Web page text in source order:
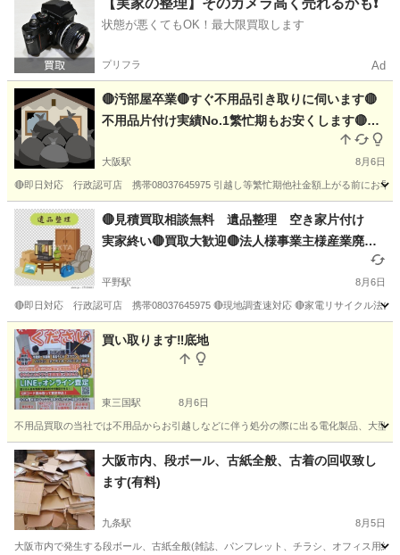
【実家の整理】そのカメラ高く売れるかも❗️
状態が悪くてもOK！最大限買取します
プリフラ Ad
🔴汚部屋卒業🔴すぐ不用品引き取りに伺います🔴
不用品片付け実績No.1繁忙期もお安くします🔴見
積即します🔴遺品整理🔴空き家片付け🔴ハウスク
リーニング🔴クロス張り替え🔴不動産売却残置物
🔴産業廃棄物認可店🔴引越し後残置物🔴遺品整理
生前整理対応🔴家財 空き家片付け ゴミ屋敷専
門🔴良い評価件数に偽りはナシ！🔴引越し残置物
等🔴24時間作業受付🔴女性スタッフ在中🔴倒産整
生前整理🔴リサイクル 貿易に出来る物格安🔴コロ
ナ対策超強化🔴丁寧に 🔴経験豊富🔴他社より半額
自信あり！
大阪駅 8月6日
🔴即日対応 行政認可店 携帯08037645975 引越し等繁忙期他社金額上がる前にお早
大阪 大阪市 大阪駅 その他 片付け
🔴見積買取相談無料 遺品整理 空き家片付け
実家終い🔴買取大歓迎🔴法人様事業主様産業廃棄
物🔴強化買取‼️ゴミ屋敷 各業者様残置物撤去はお
任せ下さい
平野駅 8月6日
🔴即日対応 行政認可店 携帯08037645975 🔴現地調査速対応 🔴家電リサイクル法
大阪 大阪市 平野駅 遺品整理
買い取ります‼️底地
東三国駅 8月6日
不用品買取の当社では不用品からお引越しなどに伴う処分の際に出る電化製品、大型
大阪 大阪市 東三国駅 不用品買取 買取
大阪市内、段ボール、古紙全般、古着の回収致し
ます(有料)
九条駅 8月5日
大阪市内で発生する段ボール、古紙全般(雑誌、パンフレット、チラシ、オフィス用